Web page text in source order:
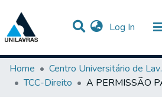
Log In
Communities &
Statistics
All of DSpace
Home
Centro
TCC-Direito